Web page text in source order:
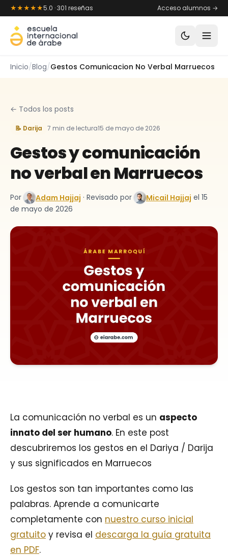
Saltar al contenido
★★★★★5.0 · 301 reseñas Acceso alumnos →
Inicio/Blog/Gestos Comunicacion No Verbal Marruecos
← Todos los posts
📝 Darija 7 min de lectura15 de mayo de 2026
Gestos y comunicación
no verbal en Marruecos
Por Adam Hajjaj · Revisado por Micail Hajjaj el 15
de mayo de 2026
La comunicación no verbal es un aspecto
innato del ser humano. En este post
descubriremos los gestos en el Dariya / Darija
y sus significados en Marruecos
Los gestos son tan importantes como las
palabras. Aprende a comunicarte
completamente con nuestro curso inicial
gratuito y revisa el descarga la guía gratuita
en PDF.